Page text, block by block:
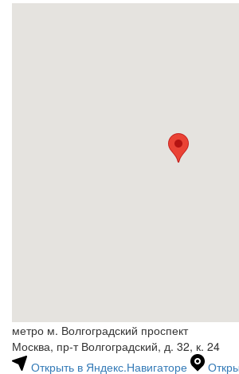
метро м. Волгоградский проспект
Москва, пр-т Волгоградский, д. 32, к. 24
Открыть в Яндекс.Навигаторе